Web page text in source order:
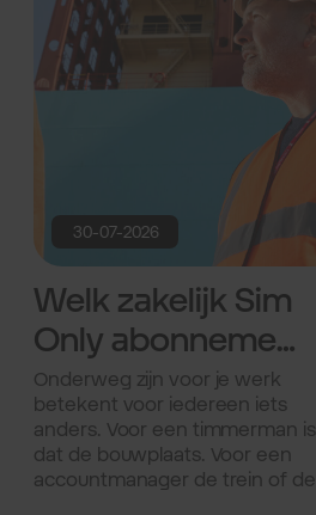
30-07-2026
Welk zakelijk Sim
Only abonnement
past bij jou
onderweg?
Onderweg zijn voor je werk
betekent voor iedereen iets
anders. Voor een timmerman is
dat de bouwplaats. Voor een
accountmanager de trein of de